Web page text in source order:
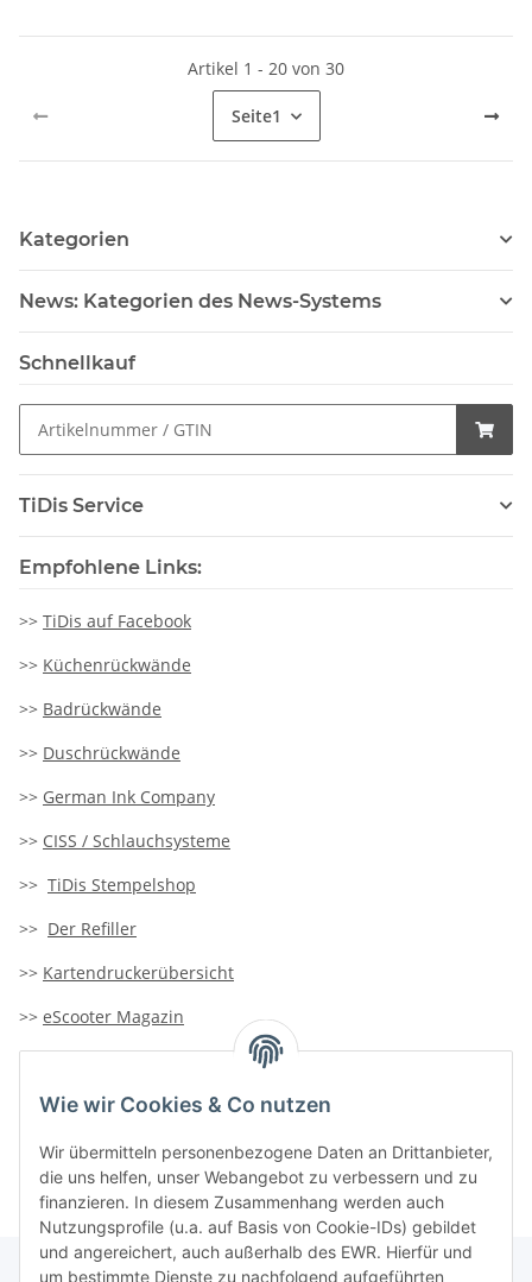
Artikel 1 - 20 von 30
Seite1
Kategorien
News: Kategorien des News-Systems
Schnellkauf
TiDis Service
Empfohlene Links:
>> TiDis auf Facebook
>> Küchenrückwände
>> Badrückwände
>> Duschrückwände
>> German Ink Company
>> CISS / Schlauchsysteme
>> TiDis Stempelshop
>> Der Refiller
>> Kartendruckerübersicht
>> eScooter Magazin
>>Containersucher
>>Goldinfoseite
Wie wir Cookies & Co nutzen
Wir übermitteln personenbezogene Daten an Drittanbieter,
die uns helfen, unser Webangebot zu verbessern und zu
finanzieren. In diesem Zusammenhang werden auch
Nutzungsprofile (u.a. auf Basis von Cookie-IDs) gebildet
und angereichert, auch außerhalb des EWR. Hierfür und
um bestimmte Dienste zu nachfolgend aufgeführten